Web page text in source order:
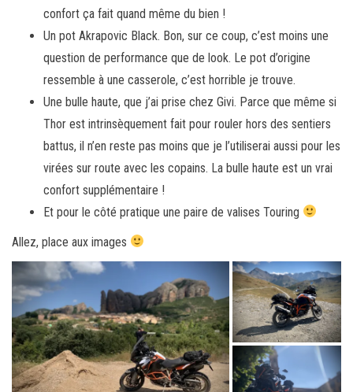
confort ça fait quand même du bien !
Un pot Akrapovic Black. Bon, sur ce coup, c’est moins une
question de performance que de look. Le pot d’origine
ressemble à une casserole, c’est horrible je trouve.
Une bulle haute, que j’ai prise chez Givi. Parce que même si
Thor est intrinsèquement fait pour rouler hors des sentiers
battus, il n’en reste pas moins que je l’utiliserai aussi pour les
virées sur route avec les copains. La bulle haute est un vrai
confort supplémentaire !
Et pour le côté pratique une paire de valises Touring
Allez, place aux images